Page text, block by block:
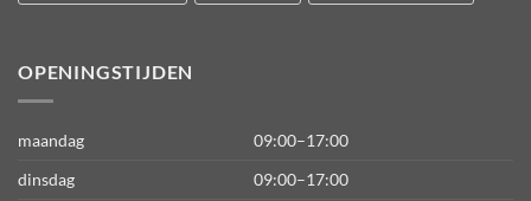
OPENINGSTIJDEN
maandag
09:00–17:00
dinsdag
09:00–17:00